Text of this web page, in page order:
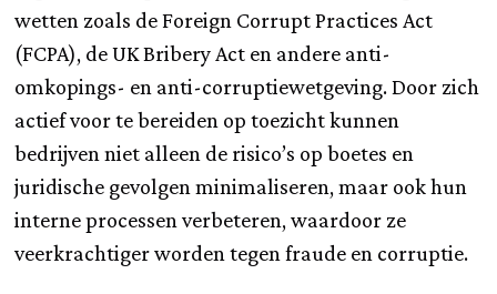
wetten zoals de Foreign Corrupt Practices Act
(FCPA), de UK Bribery Act en andere anti-
omkopings- en anti-corruptiewetgeving. Door zich
actief voor te bereiden op toezicht kunnen
bedrijven niet alleen de risico’s op boetes en
juridische gevolgen minimaliseren, maar ook hun
interne processen verbeteren, waardoor ze
veerkrachtiger worden tegen fraude en corruptie.